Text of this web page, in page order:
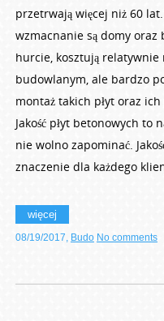
przetrwają więcej niż 60
wzmacnanie są domy oraz
hurcie, kosztują relatywnie
budowlanym, ale bardzo
montaż takich płyt oraz
Jakość płyt betonowych to
nie wolno zapominać.
znaczenie dla każdego
więcej
08/19/2017 Budo No comments